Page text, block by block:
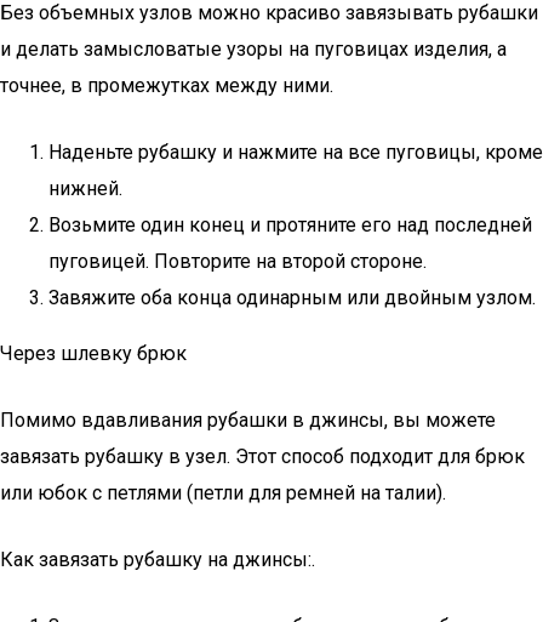
Без объемных узлов можно красиво завязывать рубашки
и делать замысловатые узоры на пуговицах изделия, а
точнее, в промежутках между ними.
Наденьте рубашку и нажмите на все пуговицы, кроме
нижней.
Возьмите один конец и протяните его над последней
пуговицей. Повторите на второй стороне.
Завяжите оба конца одинарным или двойным узлом.
Через шлевку брюк
Помимо вдавливания рубашки в джинсы, вы можете
завязать рубашку в узел. Этот способ подходит для брюк
или юбок с петлями (петли для ремней на талии).
Как завязать рубашку на джинсы:.